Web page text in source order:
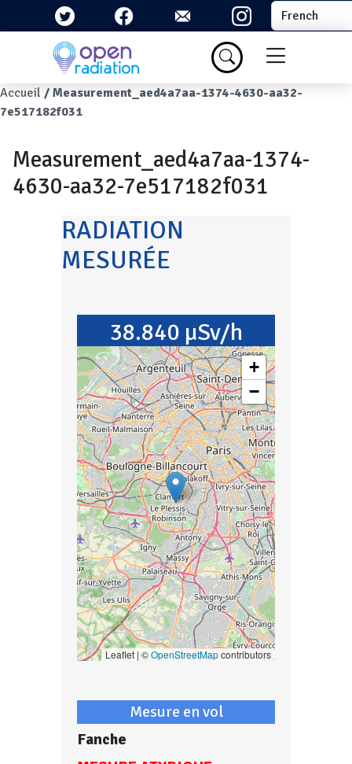
Aller au contenu principal Select your
Menu du
Fil d'Ariane
Accueil
Measurement_aed4a7aa-1374-4630-aa32-
7e517182f031
Measurement_aed4a7aa-1374-
4630-aa32-7e517182f031
RADIATION
MESURÉE
38.840 µSv/h
+
−
Leaflet | ©OpenStreetMapcontributors
Mesure en vol
Fanche